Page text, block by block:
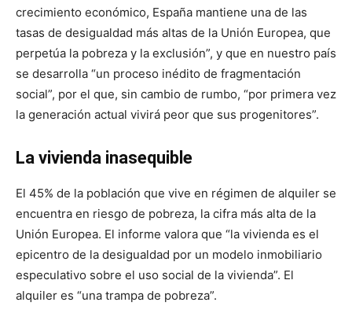
crecimiento económico, España mantiene una de las
tasas de desigualdad más altas de la Unión Europea, que
perpetúa la pobreza y la exclusión”, y que en nuestro país
se desarrolla “un proceso inédito de fragmentación
social”, por el que, sin cambio de rumbo, “por primera vez
la generación actual vivirá peor que sus progenitores”.
La vivienda inasequible
El 45% de la población que vive en régimen de alquiler se
encuentra en riesgo de pobreza, la cifra más alta de la
Unión Europea. El informe valora que “la vivienda es el
epicentro de la desigualdad por un modelo inmobiliario
especulativo sobre el uso social de la vivienda”. El
alquiler es “una trampa de pobreza”.